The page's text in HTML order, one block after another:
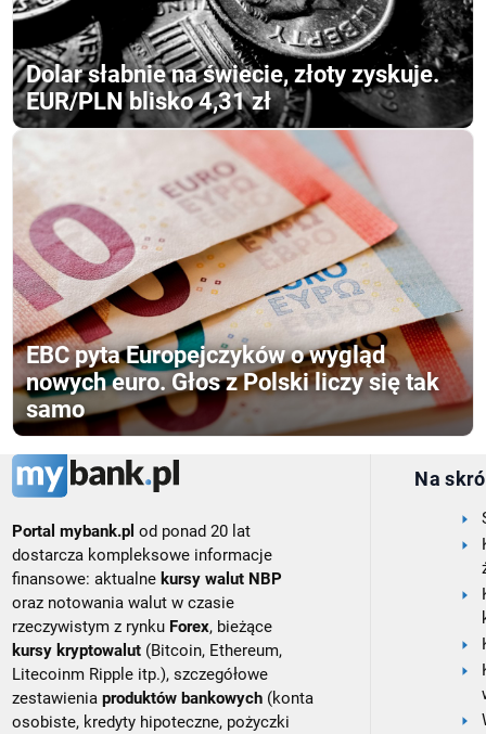
Dolar słabnie na świecie, złoty zyskuje.
EUR/PLN blisko 4,31 zł
EBC pyta Europejczyków o wygląd
nowych euro. Głos z Polski liczy się tak
samo
Portal mybank.pl od ponad 20 lat
dostarcza kompleksowe informacje
finansowe: aktualne kursy walut NBP
oraz notowania walut w czasie
rzeczywistym z rynku Forex, bieżące
kursy kryptowalut (Bitcoin, Ethereum,
Litecoinm Ripple itp.), szczegółowe
zestawieniaproduktów bankowych (konta
osobiste, kredyty hipoteczne, pożyczki
Na